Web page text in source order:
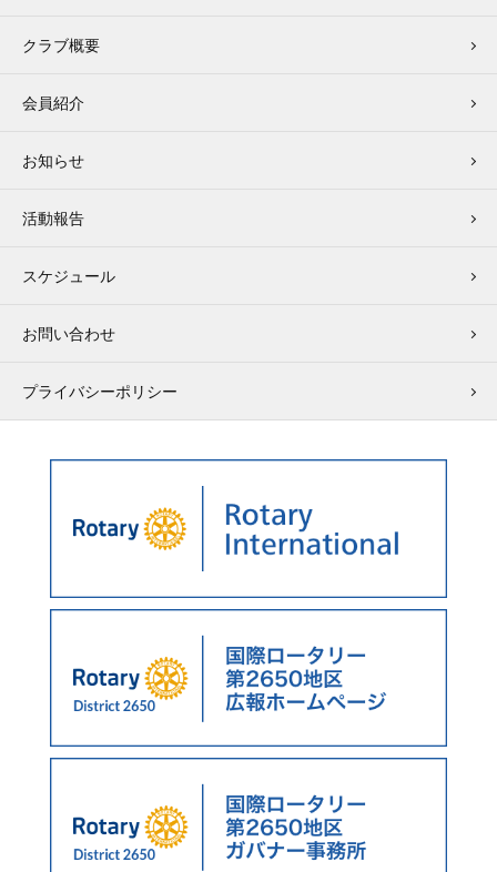
クラブ概要
会員紹介
お知らせ
活動報告
スケジュール
お問い合わせ
プライバシーポリシー